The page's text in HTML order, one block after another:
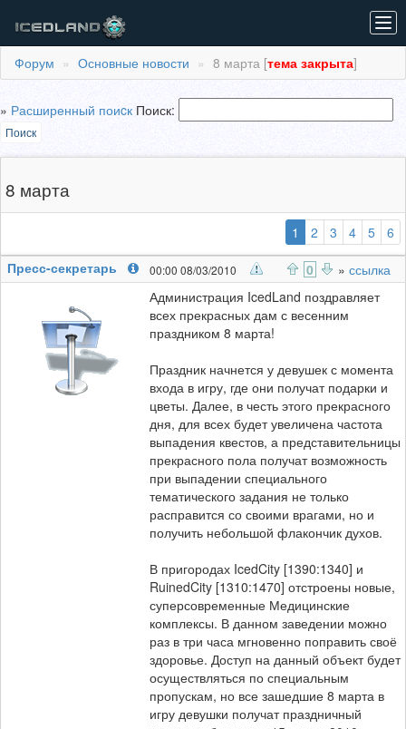
Форум
Основные новости 8 марта [тема закрыта]
» Расширенный поиcк Поиск:
Поиск
8 марта
1 (выбранная)
2 3 4 5
6
Пресс-секретарь
00:00 08/03/2010 0 » ссылка
Администрация IcedLand поздравляет
всех прекрасных дам с весенним
праздником 8 марта!
Праздник начнется у девушек с момента
входа в игру, где они получат подарки и
цветы. Далее, в честь этого прекрасного
дня, для всех будет увеличена частота
выпадения квестов, а представительницы
прекрасного пола получат возможность
при выпадении специального
тематического задания не только
расправится со своими врагами, но и
получить небольшой флакончик духов.
В пригородах IcedCity [1390:1340] и
RuinedCity [1310:1470] отстроены новые,
суперсовременные Медицинские
комплексы. В данном заведении можно
раз в три часа мгновенно поправить своё
здоровье. Доступ на данный объект будет
осуществляться по специальным
пропускам, но все зашедшие 8 марта в
игру девушки получат праздничный